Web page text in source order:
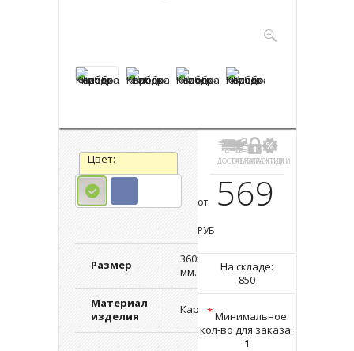
Цвет:
Размер
360х230х70
мм.
Материал
изделия
Картон
ДОСТАВКА
ОПЛАТАГАРАНТИИ
СКИДКИ
от 569
РУБ
На складе:
850
*Минимальное
кол-во для заказа:
1